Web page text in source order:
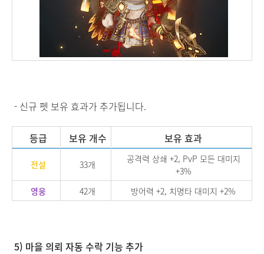
- 신규 펫 보유 효과가 추가됩니다.
등급 보유 개수 보유 효과
전설 33개
공격력 상쇄 +2, PvP 모든 대미지
+3%
영웅
42개 방어력 +2, 치명타 대미지 +2%
5) 마을 의뢰 자동 수락 기능 추가